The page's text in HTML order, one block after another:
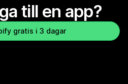
till en app?
gratis i 3 dagar